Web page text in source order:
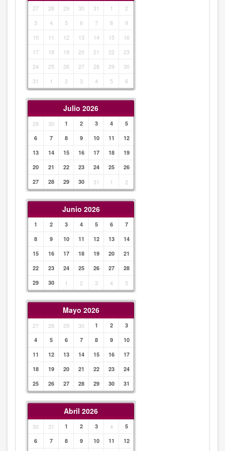
27 28 29 30 31 1
2
3
4 5 6 7 8
9
10
11 12 13 14 15
16
17
18 19 20 21 22
23
24
25 26 27 28 29
30
31
1 2 3 4 5 6
Julio 2026
29 30 1 2 3 4
5
6
7 8 9 10 11
12
13
14 15 16 17 18
19
20
21 22 23 24 25
26
27
28 29 30 31 1 2
Junio 2026
1 2 3 4 5 6
7
8
9 10 11 12 13
14
15
16 17 18 19 20
21
22
23 24 25 26 27
28
29
30 1 2 3 4 5
Mayo 2026
27 28 29 30 1 2
3
4
5 6 7 8 9
10
11
12 13 14 15 16
17
18
19 20 21 22 23
24
25
26 27 28 29 30 31
Abril 2026
30 31 1 2 3 4
5
6
7 8 9 10 11
12